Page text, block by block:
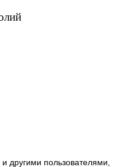
другими пользователями,